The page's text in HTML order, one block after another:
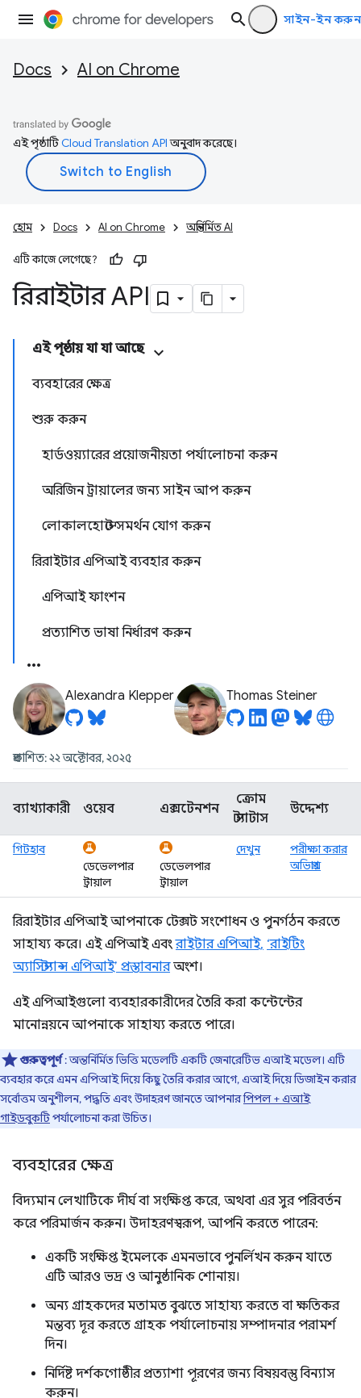
সাইন-ইন করুন
Docs AI on Chrome
এই পৃষ্ঠাটিCloud Translation APIঅনুবাদ করেছে।
হোম Docs AI on Chrome অন্তর্নির্মিত AI
এটি কাজে লেগেছে?
রিরাইটার API
এই পৃষ্ঠায় যা যা আছে
ব্যবহারের ক্ষেত্র
শুরু করুন
হার্ডওয়্যারের প্রয়োজনীয়তা পর্যালোচনা করুন
অরিজিন ট্রায়ালের জন্য সাইন আপ করুন
লোকালহোস্টে সমর্থন যোগ করুন
রিরাইটার এপিআই ব্যবহার করুন
এপিআই ফাংশন
প্রত্যাশিত ভাষা নির্ধারণ করুন
Alexandra Klepper Thomas Steiner
প্রকাশিত: ২২ অক্টোবর, ২০২৫
ব্যাখ্যাকারী ওয়েব এক্সটেনশন
ক্রোম
স্ট্যাটাস
উদ্দেশ্য
গিটহাব
ডেভেলপার
ট্রায়াল
ডেভেলপার
ট্রায়াল
দেখুন
পরীক্ষা করার
অভিপ্রায়
রিরাইটার এপিআই আপনাকে টেক্সট সংশোধন ও পুনর্গঠন করতে
সাহায্য করে। এই এপিআই এবংরাইটার এপিআই, ‘রাইটিং
অ্যাসিস্ট্যান্স এপিআই’ প্রস্তাবনারঅংশ।
এই এপিআইগুলো ব্যবহারকারীদের তৈরি করা কন্টেন্টের
মানোন্নয়নে আপনাকে সাহায্য করতে পারে।
গুরুত্বপূর্ণ: অন্তর্নির্মিত ভিত্তি মডেলটি একটি জেনারেটিভ এআই মডেল। এটি
ব্যবহার করে এমন এপিআই দিয়ে কিছু তৈরি করার আগে, এআই দিয়ে ডিজাইন করার
সর্বোত্তম অনুশীলন, পদ্ধতি এবং উদাহরণ জানতে আপনারপিপল + এআই
গাইডবুকটিপর্যালোচনা করা উচিত।
ব্যবহারের ক্ষেত্র
বিদ্যমান লেখাটিকে দীর্ঘ বা সংক্ষিপ্ত করে, অথবা এর সুর পরিবর্তন
করে পরিমার্জন করুন। উদাহরণস্বরূপ, আপনি করতে পারেন:
একটি সংক্ষিপ্ত ইমেলকে এমনভাবে পুনর্লিখন করুন যাতে
এটি আরও ভদ্র ও আনুষ্ঠানিক শোনায়।
অন্য গ্রাহকদের মতামত বুঝতে সাহায্য করতে বা ক্ষতিকর
মন্তব্য দূর করতে গ্রাহক পর্যালোচনায় সম্পাদনার পরামর্শ
দিন।
নির্দিষ্ট দর্শকগোষ্ঠীর প্রত্যাশা পূরণের জন্য বিষয়বস্তু বিন্যাস
করুন।